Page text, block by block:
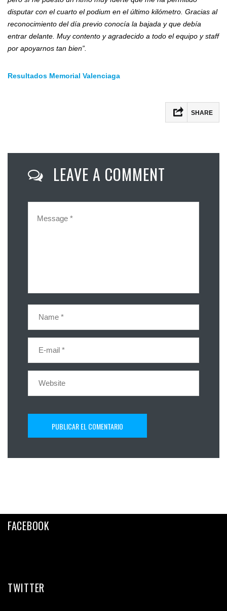
disputar con el cuarto el podium en el último kilómetro. Gracias al
reconocimiento del día previo conocía la bajada y que debía
entrar delante. Muy contento y agradecido a todo el equipo y staff
por apoyarnos tan bien”.
Resultados Memorial Valenciaga
SHARE
Twitter
LEAVE A COMMENT
FACEBOOK
TWITTER